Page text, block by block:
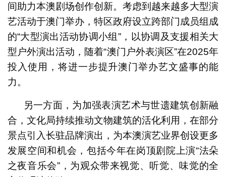
间助力本澳剧场创作创新。考虑到越来越多大型演
艺活动于澳门举办，特区政府设立跨部门成员组成
的“大型演出活动协调小组”，以协调及支援相关大
型户外演出活动，随着“澳门户外表演区”在2025年
投入使用，将进一步提升澳门举办艺文盛事的能
力。
另一方面，为加强表演艺术与世遗建筑创新融
合，文化局持续推动文物建筑的活化利用，在部分
景点引入长驻品牌演出，为本澳演艺业界创设更多
发展空间和机会，包括今年在岗顶剧院上演“法朵
之夜音乐会”，为观众带来视觉、听觉、味觉的全